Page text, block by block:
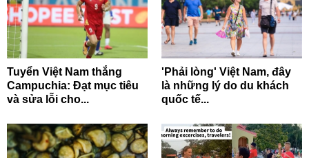
Tuyển Việt Nam thắng
Campuchia: Đạt mục tiêu
và sửa lỗi cho...
'Phải lòng' Việt Nam, đây
là những lý do du khách
quốc tế...